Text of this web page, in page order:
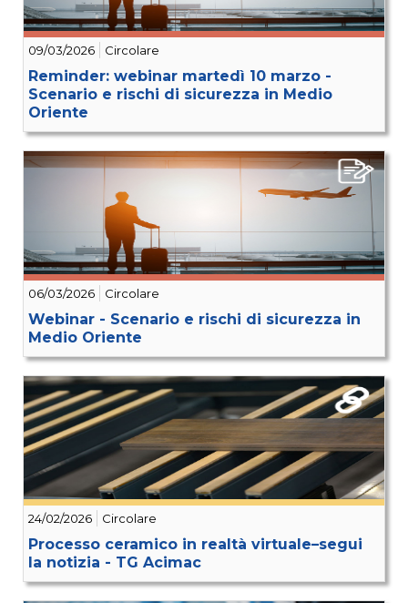
09/03/2026 Circolare
Reminder: webinar martedì 10 marzo -
Scenario e rischi di sicurezza in Medio
Oriente
06/03/2026 Circolare
Webinar - Scenario e rischi di sicurezza in
Medio Oriente
24/02/2026 Circolare
Processo ceramico in realtà virtuale–segui
la notizia - TG Acimac